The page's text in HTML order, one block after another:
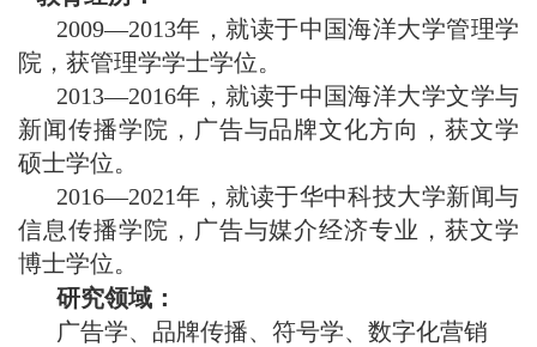
2009—2013年，就读于中国海洋大学管理学
院，获管理学学士学位。
2013—2016年，就读于中国海洋大学文学与
新闻传播学院，广告与品牌文化方向，获文学
硕士学位。
2016—2021年，就读于华中科技大学新闻与
信息传播学院，广告与媒介经济专业，获文学
博士学位。
研究领域：
广告学、品牌传播、符号学、数字化营销